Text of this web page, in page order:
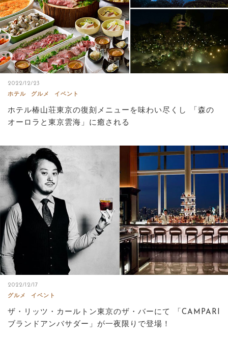
2022/12/23
ホテル
グルメ イベント
ホテル椿山荘東京の復刻メニューを味わい尽くし 「森の
オーロラと東京雲海」に癒される
2022/12/17
グルメ
イベント
ザ・リッツ・カールトン東京のザ・バーにて 「CAMPARI
ブランドアンバサダー」が一夜限りで登場！